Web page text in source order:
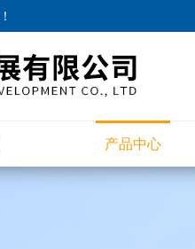
！
产品中心